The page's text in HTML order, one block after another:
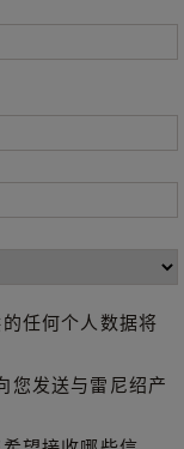
任何个人数据将
您发送与雷尼绍产